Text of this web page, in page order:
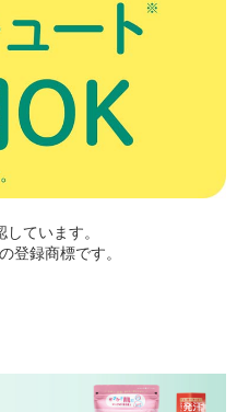
ています。
登録商標です。